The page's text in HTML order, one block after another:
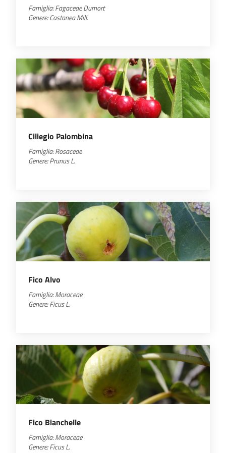
Famiglia: Fagaceae Dumort
Genere: Castanea Mill.
Ciliegio Palombina
Famiglia:Rosaceae
Genere:PrunusL.
Fico Alvo
Famiglia:Moraceae
Genere:Ficus L.
Fico Bianchelle
Famiglia: Moraceae
Genere:FicusL.